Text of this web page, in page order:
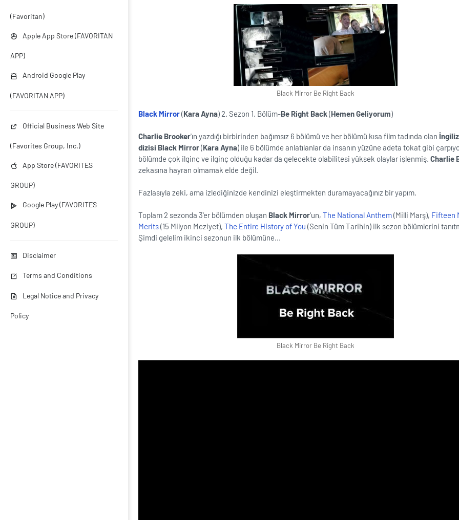
(Favoritan)
Apple App Store (FAVORITAN
APP)
Android Google Play
(FAVORITAN APP)
Official Business Web Site
(Favorites Group, Inc.)
App Store (FAVORITES
GROUP)
Google Play (FAVORITES
GROUP)
Disclaimer
Terms and Conditions
Legal Notice and Privacy
Policy
Black Mirror Be Right Back
Black Mirror(Kara Ayna) 2. Sezon 1. Bölüm-Be Right Back(Hemen Geliyorum)
Charlie Brooker'ın yazdığı birbirinden bağımsız 6 bölümü ve her bölümü kısa film tadında olan
dizisi Black Mirror(Kara Ayna) ile 6 bölümde anlatılanlar da insanın yüzüne adeta tokat gibi
bölümde çok ilginç ve ilginç olduğu kadar da gelecekte olabilitesi yüksek olaylar işlenmiş. Charlie
zekasına hayran olmamak elde değil.
Fazlasıyla zeki, ama izlediğinizde kendinizi eleştirmekten duramayacağınız bir yapım.
Toplam 2 sezonda 3'er bölümden oluşan Black Mirror'un, The National Anthem(Milli Marş), Fifteen
Merits(15 Milyon Meziyet), The Entire History of You (Senin Tüm Tarihin) ilk sezon bölümlerini
Şimdi gelelim ikinci sezonun ilk bölümüne...
Black Mirror Be Right Back